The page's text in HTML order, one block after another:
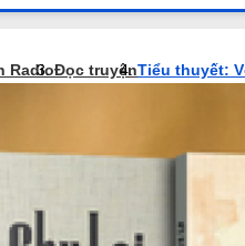
RadioĐọc truyệnTiểu thuyết: